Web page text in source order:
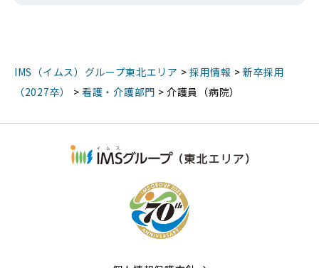
IMS（イムス）グループ東北エリア >採用情報 > 新卒採用
（2027卒）
>看護・介護部門 >介護員（病院）